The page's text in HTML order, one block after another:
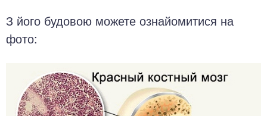
З його будовою можете ознайомитися на
фото: